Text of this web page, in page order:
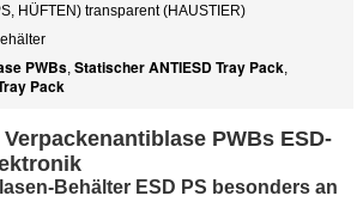
HÜFTEN) transparent (HAUSTIER)
PWBs, Statischer ANTIESD Tray Pack,
Pack
PWBs ESD-
Behälter ESD PS besonders an